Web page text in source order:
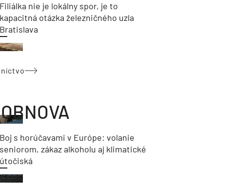
Filiálka nie je lokálny spor, je to
kapacitná otázka železničného uzla
Bratislava
Boj s horúčavami v Európe: volanie
seniorom, zákaz alkoholu aj klimatické
útočiská